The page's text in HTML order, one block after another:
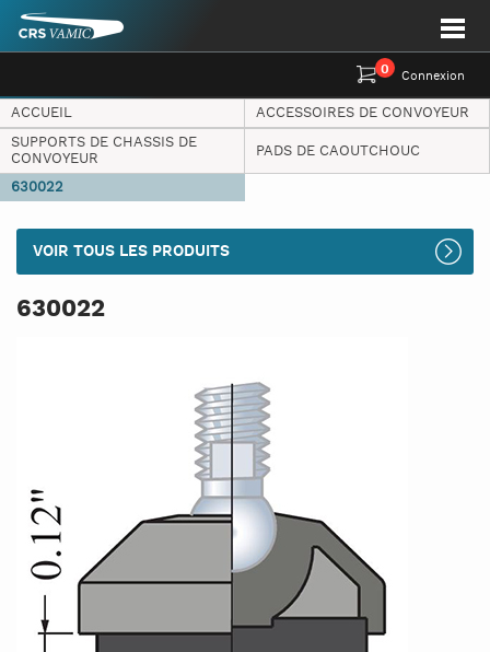
Connexion
0
ACCUEIL
ACCESSOIRES DE CONVOYEUR
SUPPORTS DE CHASSIS DE
CONVOYEUR
PADS DE CAOUTCHOUC
630022
VOIR TOUS LES PRODUITS
630022